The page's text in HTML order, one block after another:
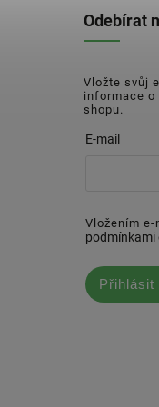
Odebírat
Vložte svůj
informace o
shopu.
E-mail
Vložením
podmínkami
Přihlásit